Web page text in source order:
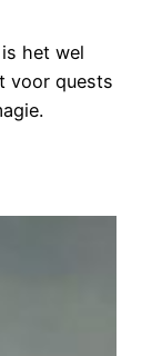
het wel
voor quests